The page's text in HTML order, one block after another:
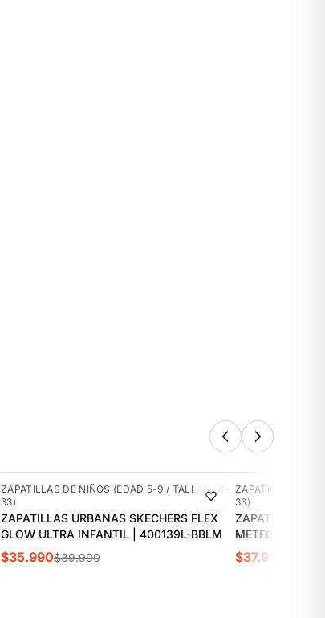
-10%
ZAPATILLAS DE NIÑOS (EDAD 5-9 / TALLAS 26-
33)
ZAPATILLAS URBANAS SKECHERS FLEX
GLOW ULTRA INFANTIL | 400139L-BBLM
$35.990$39.990
-5%
ZAPATILLAS DE
33)
ZAPATILLAS
METEOR
RDBK
$37.990